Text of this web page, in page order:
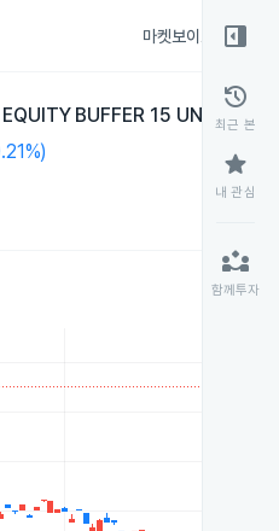
마켓보이스
BUFFER 15
right_panel_open
history
최근 본
star
내 관심
partner_exchange
함께투자